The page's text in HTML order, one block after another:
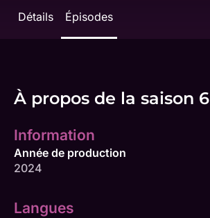
Détails Épisodes
À propos de la saison 6
Information
Année de production
2024
Langues